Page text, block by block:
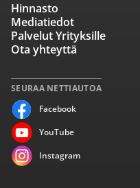
SEURAA NETTIAUTOA
Facebook
YouTube
Instagram
Hinnasto
Mediatiedot
Palvelut Yrityksille
Ota yhteyttä